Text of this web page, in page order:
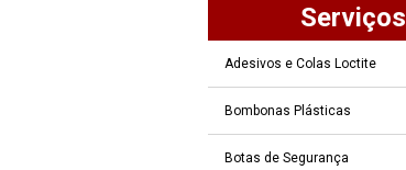
Serviços
Adesivos e Colas Loctite
Bombonas Plásticas
Botas de Segurança